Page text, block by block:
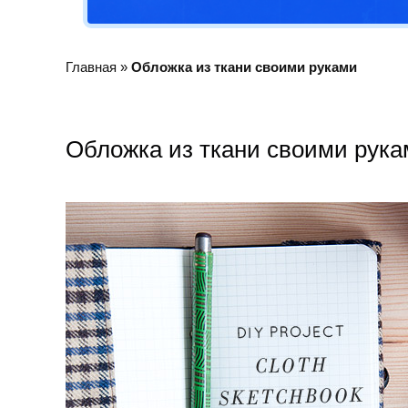
Главная » Обложка из ткани своими руками
Обложка из ткани своими